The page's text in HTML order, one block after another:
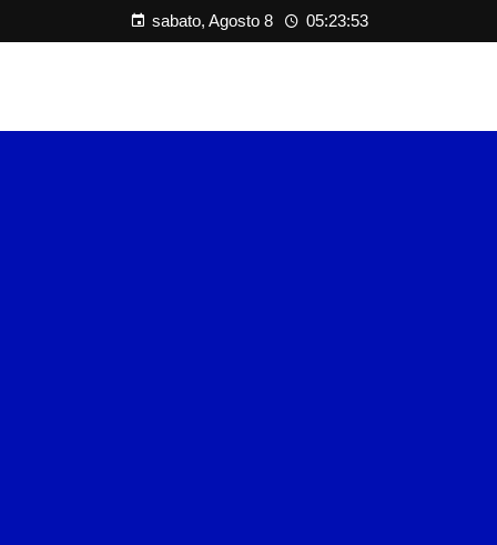
sabato, Agosto 8 05:23:54